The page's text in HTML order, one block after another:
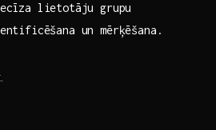
lietotāju grupu
un mērķēšana.